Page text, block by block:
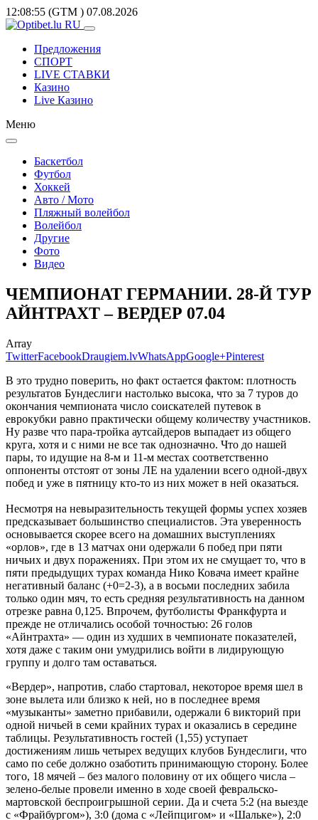
12:08:55 (GTM ) 07.08.2026
Предложения
СПОРТ
LIVE СТАВКИ
Казино
Live Казино
Меню
Баскетбол
Футбол
Хоккей
Авто / Мото
Пляжный волейбол
Волейбол
Другие
Фото
Видео
ЧЕМПИОНАТ ГЕРМАНИИ. 28-Й ТУР
АЙНТРАХТ – ВЕРДЕР 07.04
Array
TwitterFacebookDraugiem.lvWhatsAppGoogle+Pinterest
В это трудно поверить, но факт остается фактом: плотность
результатов Бундеслиги настолько высока, что за 7 туров до
окончания чемпионата число соискателей путевок в
еврокубки равно практически общему количеству участников.
Ну разве что пара-тройка аутсайдеров выпадает из общего
круга, хотя и с ними не все так однозначно. Что до нашей
пары, то идущие на 8-м и 11-м местах соответственно
оппоненты отстоят от зоны ЛЕ на удалении всего одной-двух
побед и уже в пятницу кто-то из них может в ней оказаться.
Несмотря на невыразительность текущей формы успех хозяев
предсказывает большинство специалистов. Эта уверенность
основывается скорее всего на домашних выступлениях
«орлов», где в 13 матчах они одержали 6 побед при пяти
ничьих и двух поражениях. При этом их не смущает то, что в
пяти предыдущих турах команда Нико Ковача имеет крайне
негативный баланс (+0=2-3), а в восьми последних забила
только один мяч, то есть средняя результативность на данном
отрезке равна 0,125. Впрочем, футболисты Франкфурта и
прежде не отличались особой точностью: 26 голов
«Айнтрахта» — один из худших в чемпионате показателей,
хотя даже с таким они умудрились войти в лидирующую
группу и долго там оставаться.
«Вердер», напротив, слабо стартовал, некоторое время шел в
зоне вылета или близко к ней, но в последнее время
«музыканты» заметно прибавили, одержали 6 викторий при
одной ничьей в семи крайних турах и оказались в середине
таблицы. Результативность гостей (1,55) уступает
достижениям лишь четырех ведущих клубов Бундеслиги, что
само по себе должно озаботить принимающую сторону. Более
того, 18 мячей – без малого половину от их общего числа –
зелено-белые провели именно в ходе своей февральско-
мартовской беспроигрышной серии. Да и счета 5:2 (на выезде
с «Фрайбургом»), 3:0 (дома с «Лейпцигом» и «Шальке»), 2:0